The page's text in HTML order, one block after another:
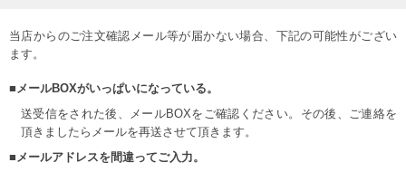
当店からのご注文確認メール等が届かない場合、下記の可能性がござい
ます。
■メールBOXがいっぱいになっている。
送受信をされた後、メールBOXをご確認ください。その後、ご連絡を
頂きましたらメールを再送させて頂きます。
■メールアドレスを間違ってご入力。